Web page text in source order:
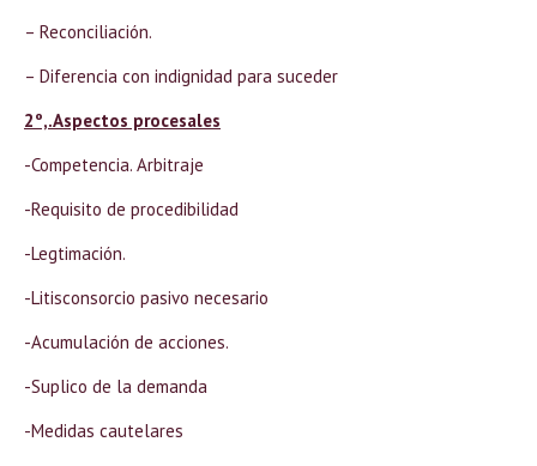
– Reconciliación.
– Diferencia con indignidad para suceder
2º,.Aspectos procesales
-Competencia. Arbitraje
-Requisito de procedibilidad
-Legtimación.
-Litisconsorcio pasivo necesario
-Acumulación de acciones.
-Suplico de la demanda
-Medidas cautelares